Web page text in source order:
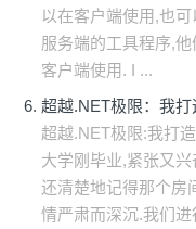
以在客户端使用,也
服务端的工具程序,
客户端使用. I ...
超越.NET极限：我
超越.NET极限:我打
大学刚毕业,紧张又
还清楚地记得那个房
情严肃而深沉.我们进